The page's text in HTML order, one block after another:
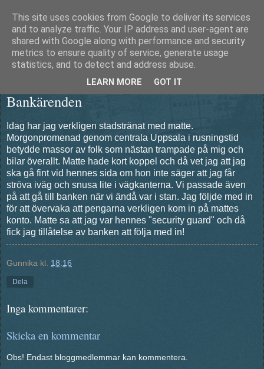
Äventyrshunden Diesel
Bankärenden
Idag har jag verkligen stadstränat med matte.
Morgonpromenad genom centrala Uppsala i rusningstid
betydde massor av folk som nästan trampade på mig och
bilar överallt. Matte hade kort koppel och då vet jag att jag
ska gå fint vid hennes sida om hon inte säger att jag får
ströva iväg och snusa lite i vägkanterna. Vi passade även
på att gå till banken när vi ändå var i stan. Jag följde med in
för att övervaka att pengarna verkligen kom in på mattes
konto. Matte sa att jag var hennes "security guard" och då
fick jag tillåtelse av banken att följa med in!
Gunnika kl. 18:16
Dela
Inga kommentarer:
Skicka en kommentar
Obs! Endast bloggmedlemmar kan kommentera.
This site uses cookies from Google to deliver its services
and to analyze traffic. Your IP address and user-agent are
shared with Google along with performance and security
metrics to ensure quality of service, generate usage
statistics, and to detect and address abuse.
LEARN MORE GOT IT